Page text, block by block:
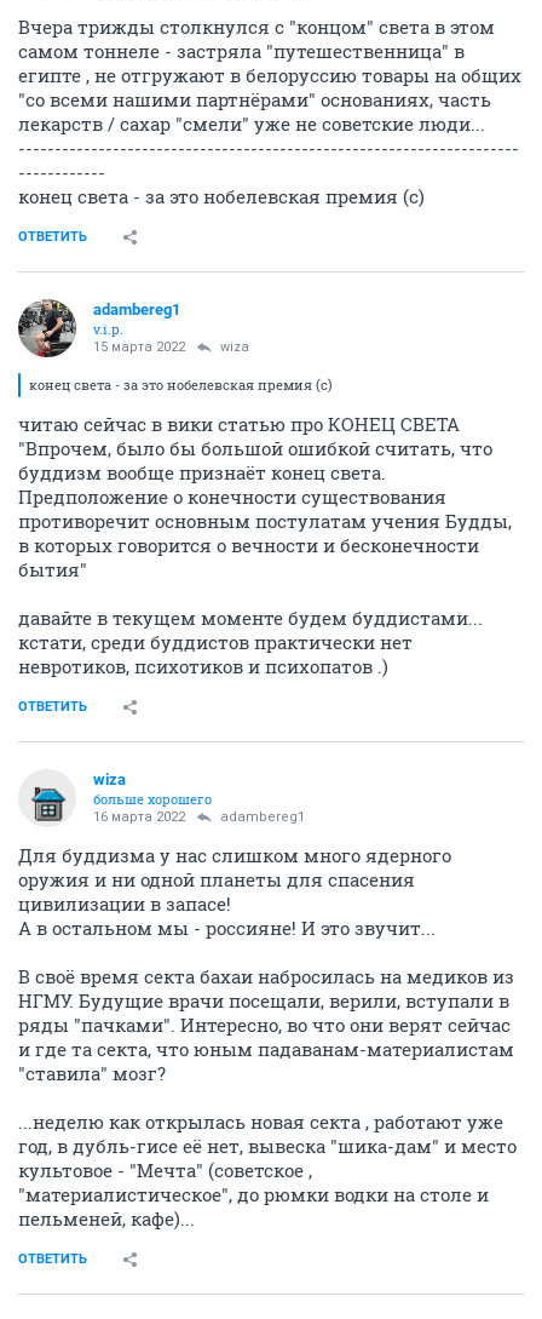
Вчера трижды столкнулся с "концом" света в этом
самом тоннеле - застряла "путешественница" в
египте , не отгружают в белоруссию товары на общих
"со всеми нашими партнёрами" основаниях, часть
лекарств / сахар "смели" уже не советские люди...
---------------------------------------------------------------------
------------
конец света - за это нобелевская премия (с)
ОТВЕТИТЬ
adambereg1
v.i.p.
15 марта 2022 wiza
конец света - за это нобелевская премия (с)
читаю сейчас в вики статью про КОНЕЦ СВЕТА
"Впрочем, было бы большой ошибкой считать, что
буддизм вообще признаёт конец света.
Предположение о конечности существования
противоречит основным постулатам учения Будды,
в которых говорится о вечности и бесконечности
бытия"
давайте в текущем моменте будем буддистами...
кстати, среди буддистов практически нет
невротиков, психотиков и психопатов .)
ОТВЕТИТЬ
wiza
больше хорошего
16 марта 2022 adambereg1
Для буддизма у нас слишком много ядерного
оружия и ни одной планеты для спасения
цивилизации в запасе!
А в остальном мы - россияне! И это звучит...
В своё время секта бахаи набросилась на медиков из
НГМУ. Будущие врачи посещали, верили, вступали в
ряды "пачками". Интересно, во что они верят сейчас
и где та секта, что юным падаванам-материалистам
"ставила" мозг?
...неделю как открылась новая секта , работают уже
год, в дубль-гисе её нет, вывеска "шика-дам" и место
культовое - "Мечта" (советское ,
"материалистическое", до рюмки водки на столе и
пельменей, кафе)...
ОТВЕТИТЬ